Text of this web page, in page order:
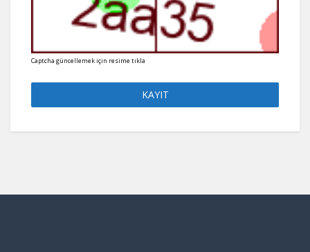
Captcha güncellemek için resime tıkla